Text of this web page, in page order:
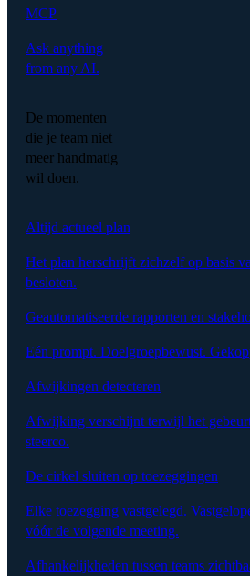
MCP
Ask anything
from any AI.
De momenten
die je team niet
meer handmatig
wil doen.
Altijd actueel plan
Het plan herschrijft zichzelf op basis
besloten.
Geautomatiseerde rapporten en
Eén prompt. Doelgroepbewust.
Afwijkingen detecteren
Afwijking verschijnt terwijl het
steerco.
De cirkel sluiten op toezeggingen
Elke toezegging vastgelegd.
vóór de volgende meeting.
Afhankelijkheden tussen teams